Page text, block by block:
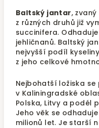
Baltský jantar,
z různých druhů již
succinifera.
jehličnanů. Baltský
nejvyšší podíl
z jeho celkové
Nejbohatší ložiska
v Kaliningradské
Polska, Litvy a podél
Jeho věk se
milionů let. Je starší